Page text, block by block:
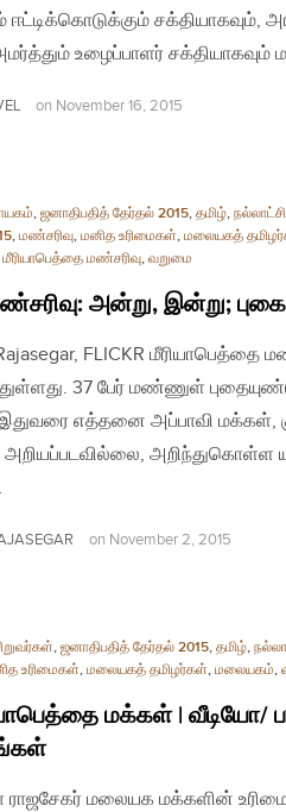
சக்தியாகவும்,
உழைப்பாளர் சக்தியாகவும்
on November 16, 2015
, ஜனாதிபதித் தேர்தல் 2015, தமிழ், நல்லாட்சி
, மண்சரிவு, மனித உரிமைகள், மலையகத்
மீரியாபெத்தை மண்சரிவு, வறுமை
அன்று, இன்று;
FLICKR மீரியாபெத்தை
37 பேர் மண்ணுள்
இதுவரை எத்தனை அப்பாவி மக்கள்,
அறிந்துகொள்ள
on November 2, 2015
, ஜனாதிபதித் தேர்தல் 2015, தமிழ்,
உரிமைகள், மலையகத் தமிழர்கள், மலையகம்,
மக்கள் | வீடியோ/
ராஜசேகர் மலையக மக்களின்